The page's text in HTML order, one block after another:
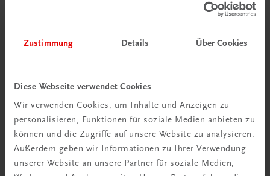
Zustimmung Details Über Cookies
Diese Webseite verwendet Cookies
Wir verwenden Cookies, um Inhalte und Anzeigen zu
personalisieren, Funktionen für soziale Medien anbieten zu
können und die Zugriffe auf unsere Website zu analysieren.
Außerdem geben wir Informationen zu Ihrer Verwendung
unserer Website an unsere Partner für soziale Medien,